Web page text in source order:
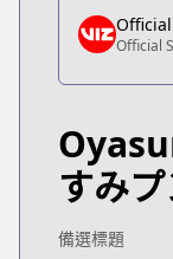
https://
OfficialOfficial
すみ
備選標題